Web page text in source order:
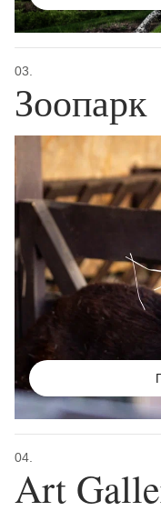
03.
Зоопарк
04.
Art